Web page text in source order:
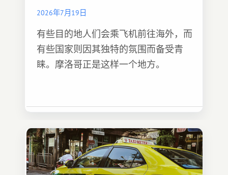
2026年7月19日
有些目的地人们会乘飞机前往海外，而
有些国家则因其独特的氛围而备受青
睐。摩洛哥正是这样一个地方。